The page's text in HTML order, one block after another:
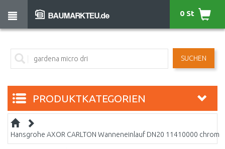
SUCHEN
0 St
PRODUKTKATEGORIEN
Hansgrohe AXOR CARLTON Wanneneinlauf DN20 11410000 chrom